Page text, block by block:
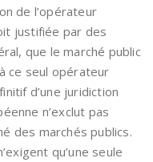
de l’opérateur
justifiée par des
que le marché public
ce seul opérateur
d’une juridiction
n’exclut pas
des marchés publics.
qu’une seule